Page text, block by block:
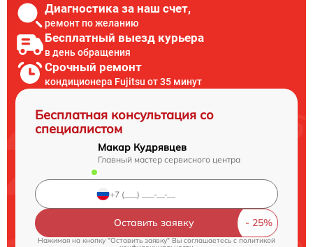
Диагностика за наш счет,
ремонт по желанию
Бесплатный выезд курьера
в день обращения
Срочный ремонт
кондиционера Fujitsu от 35 минут
Бесплатная консультация со
специалистом
Макар Кудрявцев
Главный мастер сервисного центра
Оставить заявку
Нажимая на кнопку "Оставить заявку" Вы соглашаетесь cполитикой